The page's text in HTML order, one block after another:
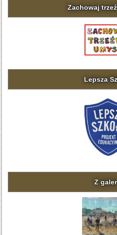
Zachowaj
Lepsza
Z